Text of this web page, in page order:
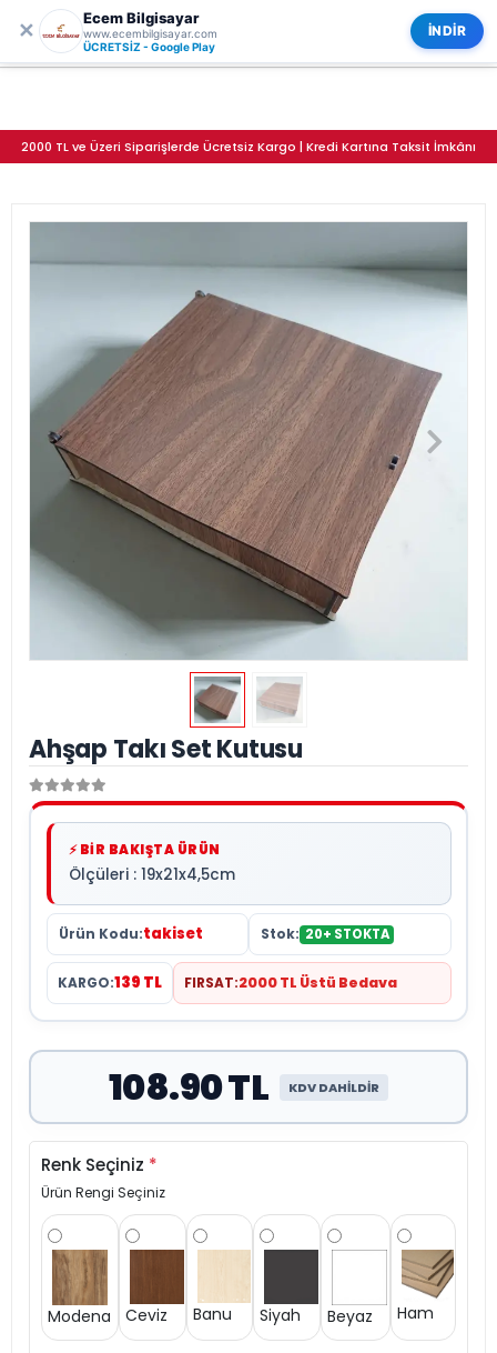
✕
Ecem Bilgisayar
www.ecembilgisayar.com
ÜCRETSİZ - Google Play
İNDİR
2000 TL ve Üzeri Siparişlerde Ücretsiz Kargo | Kredi Kartına Taksit İmkânı
0
Ahşap Takı Set Kutusu
⚡ BİR BAKIŞTA ÜRÜN
Ölçüleri : 19x21x4,5cm
Ürün Kodu:takiset Stok: 20+ STOKTA
KARGO:139 TL FIRSAT:2000 TL Üstü Bedava
108.90 TL KDV DAHİLDİR
Renk Seçiniz *
Ürün Rengi Seçiniz
Modena Ceviz Banu Siyah Beyaz Ham
ECEM BİLGİSAYAR
Ahşap Takı Set Kutusu
Kategoriler